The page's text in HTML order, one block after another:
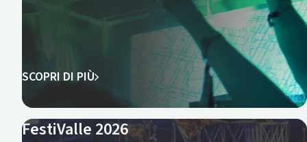
SCOPRI DI PIÙ
FestiValle 2026